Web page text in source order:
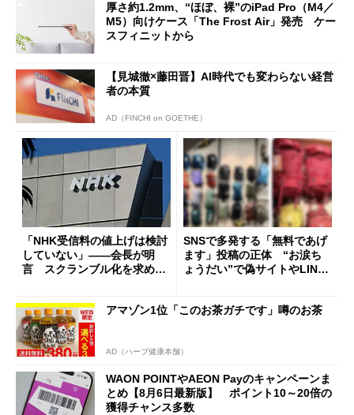
厚さ約1.2mm、“ほぼ、裸”のiPad Pro（M4／
M5）向けケース「The Frost Air」発売 ケー
スフィニットから
【見城徹×藤田晋】AI時代でも変わらない経営
者の本質
AD（FINCHI on GOETHE）
「NHK受信料の値上げは検討
していない」――会長が明
言 スクランブル化を求める
SNSで多発する「無料であげ
ます」投稿の正体 “お涙ち
ょうだい”で偽サイトやLINE
アマゾン1位「このお茶ガチです」噂のお茶
AD（ハーブ健康本舗）
WAON POINTやAEON Payのキャンペーンま
とめ【8月6日最新版】 ポイント10～20倍の
獲得チャンス多数